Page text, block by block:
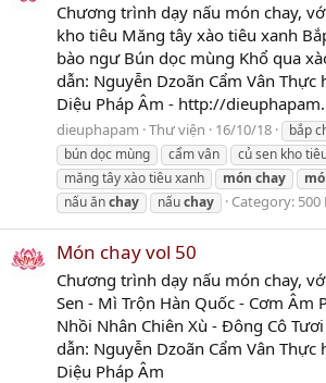
Chương trình dạy nấu món chay,
kho tiêu Măng tây xào tiêu xanh
bào ngư Bún dọc mùng Khổ qua
dẫn: Nguyễn Dzoãn Cẩm Vân Thực
Diệu Pháp Âm - http://
dieuphapam Thư viện 16/10/18
bắp
bún dọc mùng
cẩm vân củ sen kho
măng tây xào tiêu xanh
món chay
nấu ănchay nấuchay Category: 500
Món chay vol 50
Chương trình dạy nấu món chay,
Sen - Mì Trộn Hàn Quốc - Cơm Âm
Nhồi Nhân Chiên Xù - Đông Cô
dẫn: Nguyễn Dzoãn Cẩm Vân Thực
Diệu Pháp Âm